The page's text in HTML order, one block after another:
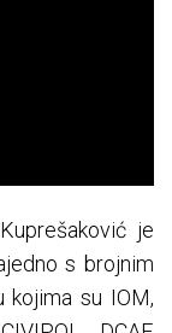
je
s brojnim
kojima su IOM,